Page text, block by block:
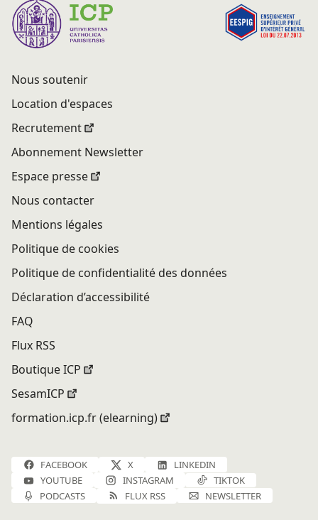
Nous soutenir
Location d'espaces
Recrutement
Abonnement Newsletter
Espace presse
Nous contacter
Mentions légales
Politique de cookies
Politique de confidentialité des données
Déclaration d’accessibilité
FAQ
Flux RSS
Boutique ICP
SesamICP
formation.icp.fr (elearning)
FACEBOOK X
LINKEDIN
YOUTUBE
INSTAGRAM
TIKTOK
PODCASTS
FLUX RSS NEWSLETTER